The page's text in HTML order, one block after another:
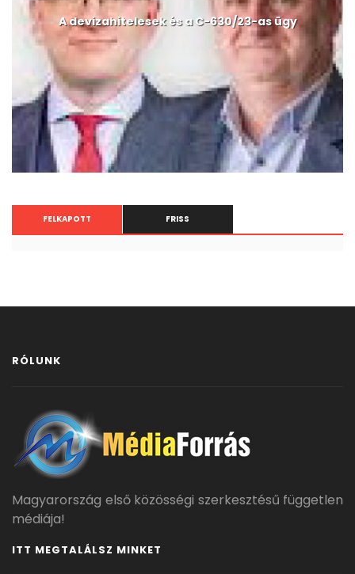
A devizahitelesek és a C-630/23-as ügy
FELKAPOTT FRISS
RÓLUNK
Magyarország első közösségi szerkesztésű független
médiája!
ITT MEGTALÁLSZ MINKET